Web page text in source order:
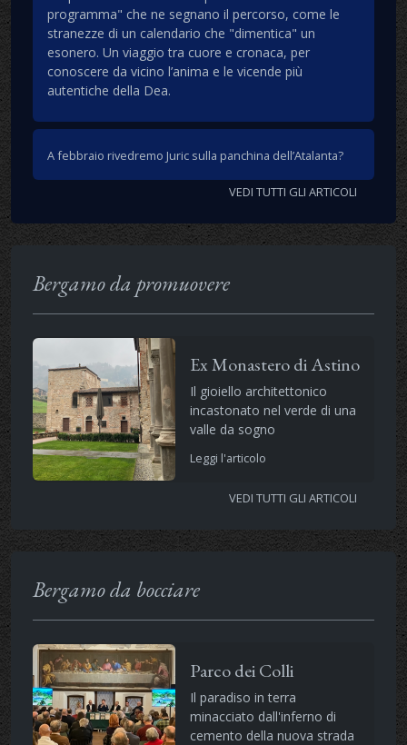
programma" che ne segnano il percorso, come le
stranezze di un calendario che "dimentica" un
esonero. Un viaggio tra cuore e cronaca, per
conoscere da vicino l’anima e le vicende più
autentiche della Dea.
A febbraio rivedremo Juric sulla panchina dell’Atalanta?
VEDI TUTTI GLI ARTICOLI
Bergamo da promuovere
Ex Monastero di Astino
Il gioiello architettonico
incastonato nel verde di una
valle da sogno
Leggi l'articolo
VEDI TUTTI GLI ARTICOLI
Bergamo da bocciare
Parco dei Colli
Il paradiso in terra
minacciato dall'inferno di
cemento della nuova strada